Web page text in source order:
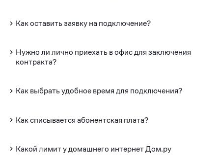
Как оставить заявку на подключение?
Нужно ли лично приехать в офис для заключения
контракта?
Как выбрать удобное время для подключения?
Как списывается абонентская плата?
Какой лимит у домашнего интернет Дом.ру